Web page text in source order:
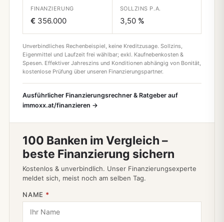
FINANZIERUNG
€ 356.000
SOLLZINS P.A.
3,50%
Unverbindliches Rechenbeispiel, keine Kreditzusage. Sollzins,
Eigenmittel und Laufzeit frei wählbar; exkl. Kaufnebenkosten &
Spesen. Effektiver Jahreszins und Konditionen abhängig von Bonität,
kostenlose Prüfung über unseren Finanzierungspartner.
Ausführlicher Finanzierungsrechner & Ratgeber auf
immoxx.at/finanzieren →
100 Banken im Vergleich –
beste Finanzierung sichern
Kostenlos & unverbindlich. Unser Finanzierungsexperte
meldet sich, meist noch am selben Tag.
NAME *